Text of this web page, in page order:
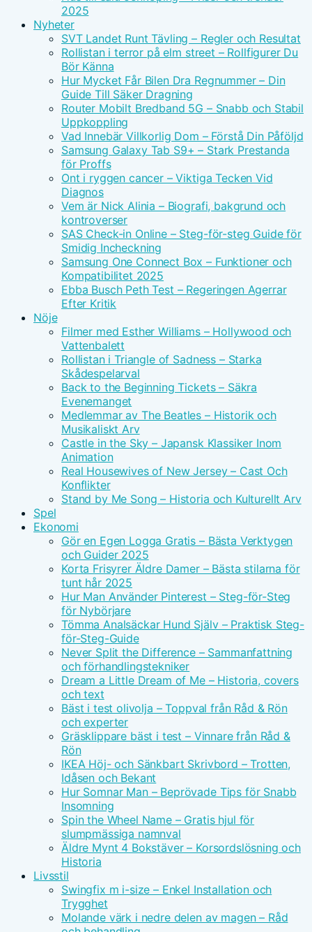
2025
Nyheter
SVT Landet Runt Tävling – Regler och Resultat
Rollistan i terror på elm street – Rollfigurer Du
Bör Känna
Hur Mycket Får Bilen Dra Regnummer – Din
Guide Till Säker Dragning
Router Mobilt Bredband 5G – Snabb och Stabil
Uppkoppling
Vad Innebär Villkorlig Dom – Förstå Din Påföljd
Samsung Galaxy Tab S9+ – Stark Prestanda
för Proffs
Ont i ryggen cancer – Viktiga Tecken Vid
Diagnos
Vem är Nick Alinia – Biografi, bakgrund och
kontroverser
SAS Check-in Online – Steg-för-steg Guide för
Smidig Incheckning
Samsung One Connect Box – Funktioner och
Kompatibilitet 2025
Ebba Busch Peth Test – Regeringen Agerrar
Efter Kritik
Nöje
Filmer med Esther Williams – Hollywood och
Vattenbalett
Rollistan i Triangle of Sadness – Starka
Skådespelarval
Back to the Beginning Tickets – Säkra
Evenemanget
Medlemmar av The Beatles – Historik och
Musikaliskt Arv
Castle in the Sky – Japansk Klassiker Inom
Animation
Real Housewives of New Jersey – Cast Och
Konflikter
Stand by Me Song – Historia och Kulturellt Arv
Spel
Ekonomi
Gör en Egen Logga Gratis – Bästa Verktygen
och Guider 2025
Korta Frisyrer Äldre Damer – Bästa stilarna för
tunt hår 2025
Hur Man Använder Pinterest – Steg-för-Steg
för Nybörjare
Tömma Analsäckar Hund Själv – Praktisk Steg-
för-Steg-Guide
Never Split the Difference – Sammanfattning
och förhandlingstekniker
Dream a Little Dream of Me – Historia, covers
och text
Bäst i test olivolja – Toppval från Råd & Rön
och experter
Gräsklippare bäst i test – Vinnare från Råd &
Rön
IKEA Höj- och Sänkbart Skrivbord – Trotten,
Idåsen och Bekant
Hur Somnar Man – Beprövade Tips för Snabb
Insomning
Spin the Wheel Name – Gratis hjul för
slumpmässiga namnval
Äldre Mynt 4 Bokstäver – Korsordslösning och
Historia
Livsstil
Swingfix m i-size – Enkel Installation och
Trygghet
Molande värk i nedre delen av magen – Råd